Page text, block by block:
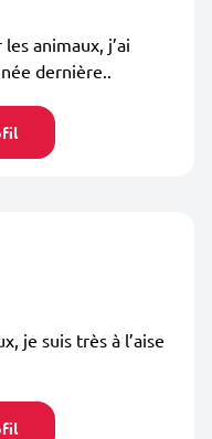
animaux, j’ai
dernière..
je suis très à l’aise